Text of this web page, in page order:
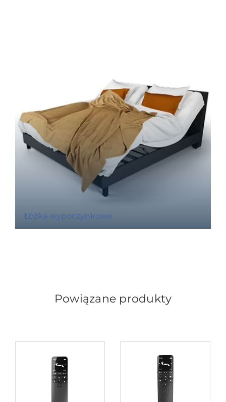
Łóżka wypoczynkowe
Powiązane produkty